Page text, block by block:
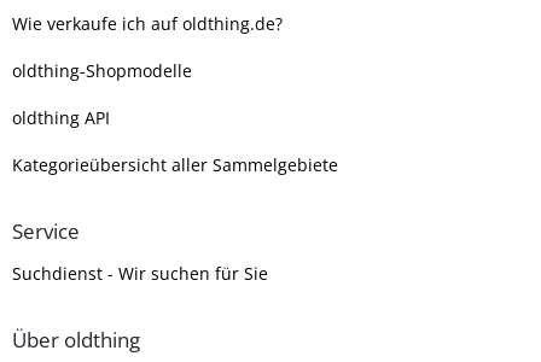
Wie verkaufe ich auf oldthing.de?
oldthing-Shopmodelle
oldthing API
Kategorieübersicht aller Sammelgebiete
Service
Suchdienst - Wir suchen für Sie
Über oldthing